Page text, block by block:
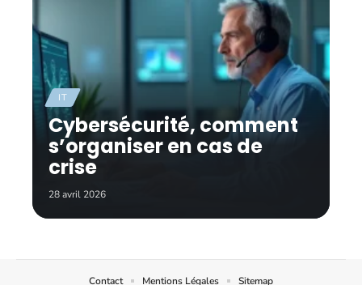
IT
Cybersécurité, comment
s’organiser en cas de
crise
28 avril 2026
Contact Mentions Légales Sitemap